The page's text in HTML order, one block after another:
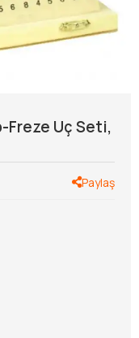
Freze Uç Seti,
Paylaş